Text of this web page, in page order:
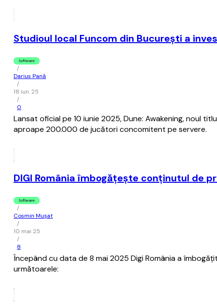
Studioul local Funcom din București a
Software
/
Darius Pană
/
18 iun. 25
/
0
Lansat oficial pe 10 iunie 2025, Dune: Awakening, noul
aproape 200.000 de jucători concomitent pe servere.
DIGI România îmbogăţeşte conţinutul de
Software
/
Cosmin Mușat
/
10 mai 25
/
8
Începând cu data de 8 mai 2025 Digi România a
următoarele: